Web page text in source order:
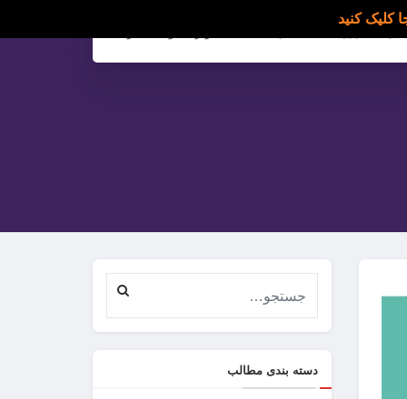
ارسال رزومه
دسته بندی مطالب